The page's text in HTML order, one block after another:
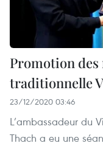
Promotion
traditionnelle
23/12/2020 03:46
L’ambassadeur du
Thach a eu une